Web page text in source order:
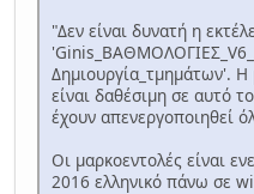
"Δεν είναι δυνατή η
Δημιουργία_τμημάτων'.
είναι δαθέσιμη σε αυτό
έχουν απενεργοποιηθεί
Οι μαρκοεντολές είναι
2016 ελληνικό πάνω σε